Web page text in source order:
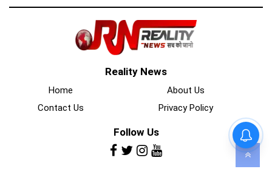
Reality News
Home
About Us
Contact Us
Privacy Policy
Follow Us